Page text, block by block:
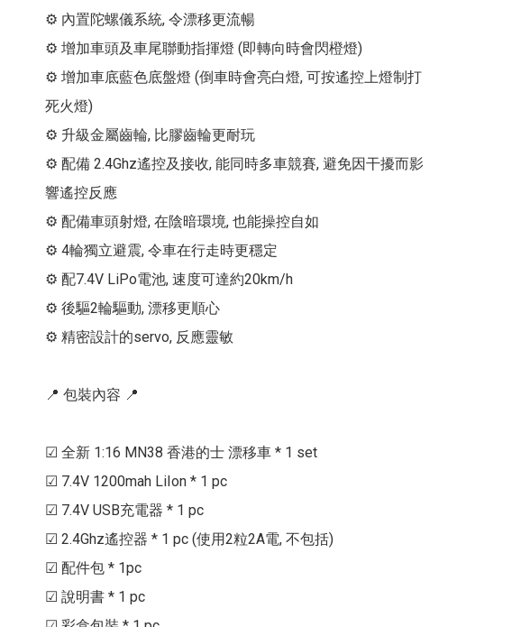
⚙ 內置陀螺儀系統, 令漂移更流暢
⚙ 增加車頭及車尾聯動指揮燈 (即轉向時會閃橙燈)
⚙ 增加車底藍色底盤燈 (倒車時會亮白燈, 可按遙控上燈制打
死火燈)
⚙ 升級金屬齒輪, 比膠齒輪更耐玩
⚙ 配備 2.4Ghz遙控及接收, 能同時多車競賽, 避免因干擾而影
響遙控反應
⚙ 配備車頭射燈, 在陰暗環境, 也能操控自如
⚙ 4輪獨立避震, 令車在行走時更穩定
⚙ 配7.4V LiPo電池, 速度可達約20km/h
⚙ 後驅2輪驅動, 漂移更順心
⚙ 精密設計的servo, 反應靈敏
📍 包裝內容 📍
☑ 全新 1:16 MN38 香港的士 漂移車 * 1 set
☑ 7.4V 1200mah LiIon * 1 pc
☑ 7.4V USB充電器 * 1 pc
☑ 2.4Ghz遙控器 * 1 pc (使用2粒2A電, 不包括)
☑ 配件包 * 1pc
☑ 說明書 * 1 pc